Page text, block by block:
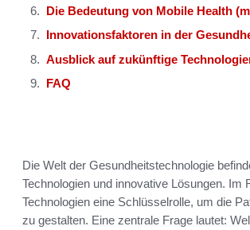
Die Bedeutung von Mobile Health
Innovationsfaktoren in der
Ausblick auf zukünftige
FAQ
Die Welt der Gesundheitstechnologie
Technologien und innovative Lösungen. Im
Technologien eine Schlüsselrolle, um die
zu gestalten. Eine zentrale Frage lautet: